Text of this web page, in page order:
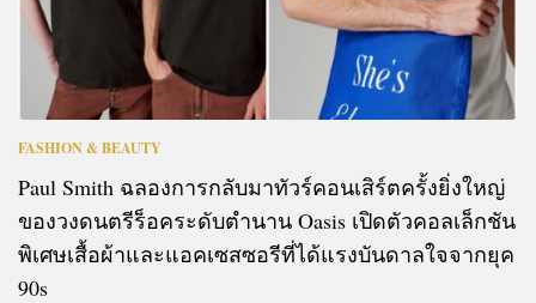
FASHION & BEAUTY
Paul Smith ฉลองการกลับมาทัวร์คอนเสิร์ตครั้งยิ่งใหญ่
ของวงดนตรีร็อคระดับตำนาน Oasis เปิดตัวคอลเล็กชัน
พิเศษเสื้อผ้าและแอคเซสซอรีที่ได้แรงบันดาลใจจากยุค
90s